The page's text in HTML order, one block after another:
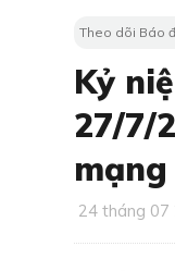
Theo dõi Báo
Kỷ
27/7/
mạng
24 tháng 07